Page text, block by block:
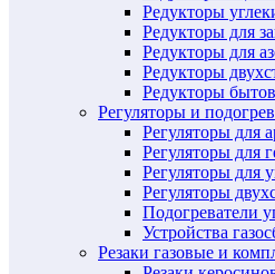
Редукторы
Редукторы для
Редукторы для
Редукторы
Редукторы
Регуляторы и
Регуляторы для
Регуляторы для
Регуляторы для
Регуляторы
Подогреватели
Устройства
Резаки газовые и